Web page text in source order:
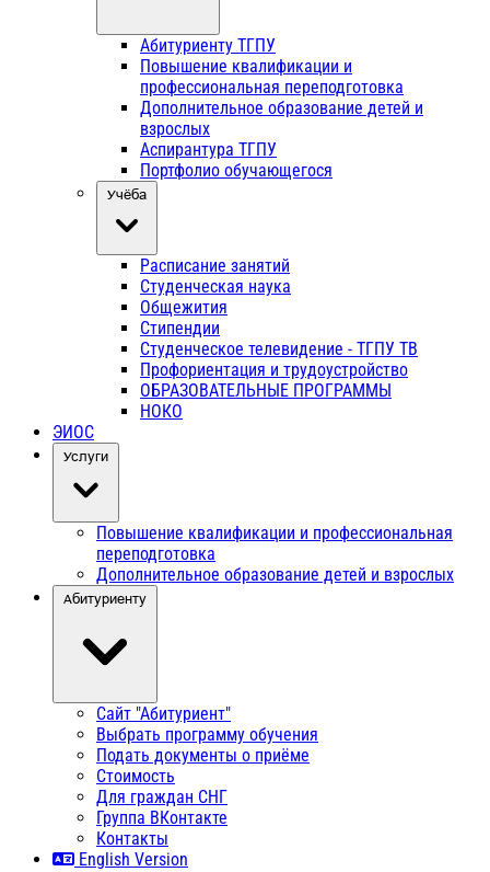
Абитуриенту ТГПУ
Повышение квалификации и
профессиональная переподготовка
Дополнительное образование детей и
взрослых
Аспирантура ТГПУ
Портфолио обучающегося
Учёба
Расписание занятий
Студенческая наука
Общежития
Стипендии
Студенческое телевидение - ТГПУ ТВ
Профориентация и трудоустройство
ОБРАЗОВАТЕЛЬНЫЕ ПРОГРАММЫ
НОКО
ЭИОС
Услуги
Повышение квалификации и профессиональная
переподготовка
Дополнительное образование детей и взрослых
Абитуриенту
Сайт "Абитуриент"
Выбрать программу обучения
Подать документы о приёме
Стоимость
Для граждан СНГ
Группа ВКонтакте
Контакты
English Version